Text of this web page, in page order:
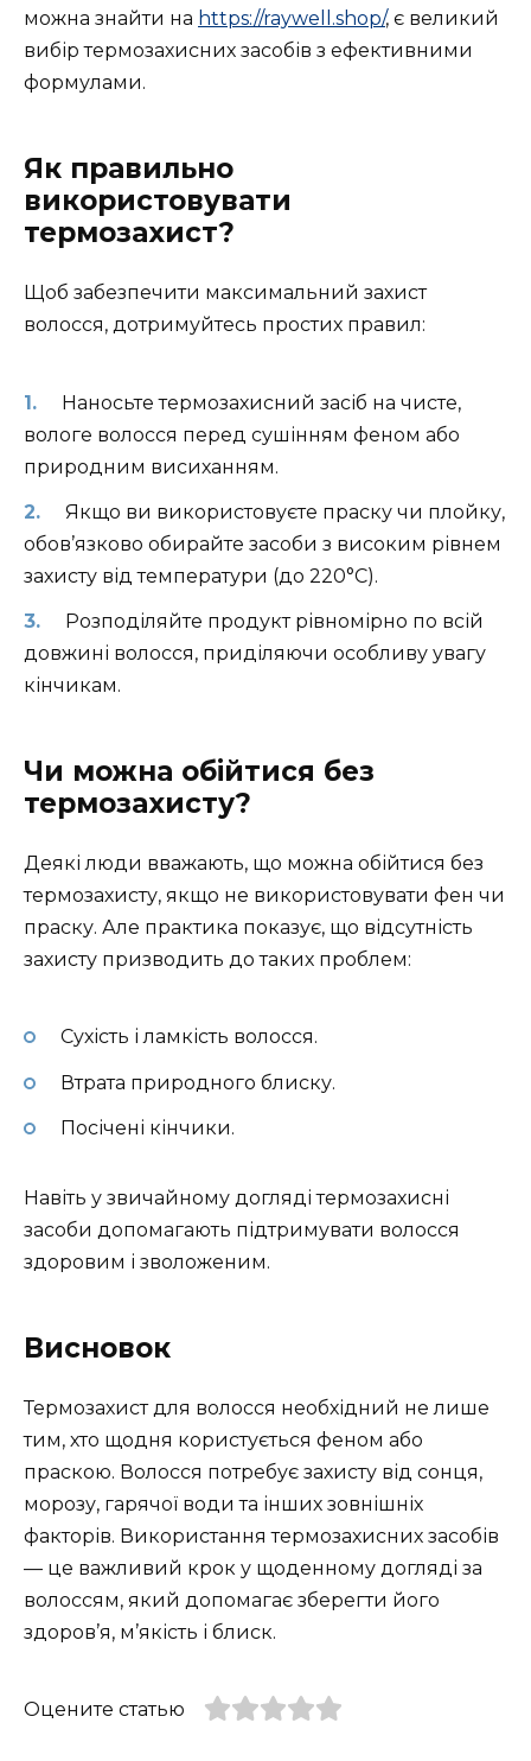
можна знайти на https://raywell.shop/, є великий
вибір термозахисних засобів з ефективними
формулами.
Як правильно
використовувати
термозахист?
Щоб забезпечити максимальний захист
волосся, дотримуйтесь простих правил:
Наносьте термозахисний засіб на чисте,
вологе волосся перед сушінням феном або
природним висиханням.
Якщо ви використовуєте праску чи плойку,
обов’язково обирайте засоби з високим рівнем
захисту від температури (до 220°C).
Розподіляйте продукт рівномірно по всій
довжині волосся, приділяючи особливу увагу
кінчикам.
Чи можна обійтися без
термозахисту?
Деякі люди вважають, що можна обійтися без
термозахисту, якщо не використовувати фен чи
праску. Але практика показує, що відсутність
захисту призводить до таких проблем:
Сухість і ламкість волосся.
Втрата природного блиску.
Посічені кінчики.
Навіть у звичайному догляді термозахисні
засоби допомагають підтримувати волосся
здоровим і зволоженим.
Висновок
Термозахист для волосся необхідний не лише
тим, хто щодня користується феном або
праскою. Волосся потребує захисту від сонця,
морозу, гарячої води та інших зовнішніх
факторів. Використання термозахисних засобів
— це важливий крок у щоденному догляді за
волоссям, який допомагає зберегти його
здоров’я, м’якість і блиск.
Оцените статью